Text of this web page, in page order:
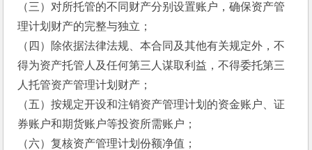
（三）对所托管的不同财产分别设置账户，确保资产管
理计划财产的完整与独立；
（四）除依据法律法规、本合同及其他有关规定外，不
得为资产托管人及任何第三人谋取利益，不得委托第三
人托管资产管理计划财产；
（五）按规定开设和注销资产管理计划的资金账户、证
券账户和期货账户等投资所需账户；
（六）复核资产管理计划份额净值；